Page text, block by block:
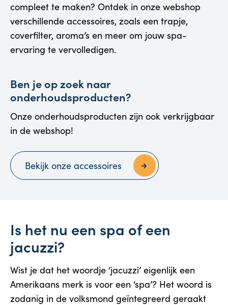
compleet te maken? Ontdek in onze webshop
verschillende accessoires, zoals een trapje,
coverfilter, aroma’s en meer om jouw spa-
ervaring te vervolledigen.
Ben je op zoek naar
onderhoudsproducten?
Onze onderhoudsproducten zijn ook verkrijgbaar
in de webshop!
Bekijk onze accessoires
Is het nu een spa of een
jacuzzi?
Wist je dat het woordje ‘jacuzzi’ eigenlijk een
Amerikaans merk is voor een ‘spa’? Het woord is
zodanig in de volksmond geïntegreerd geraakt